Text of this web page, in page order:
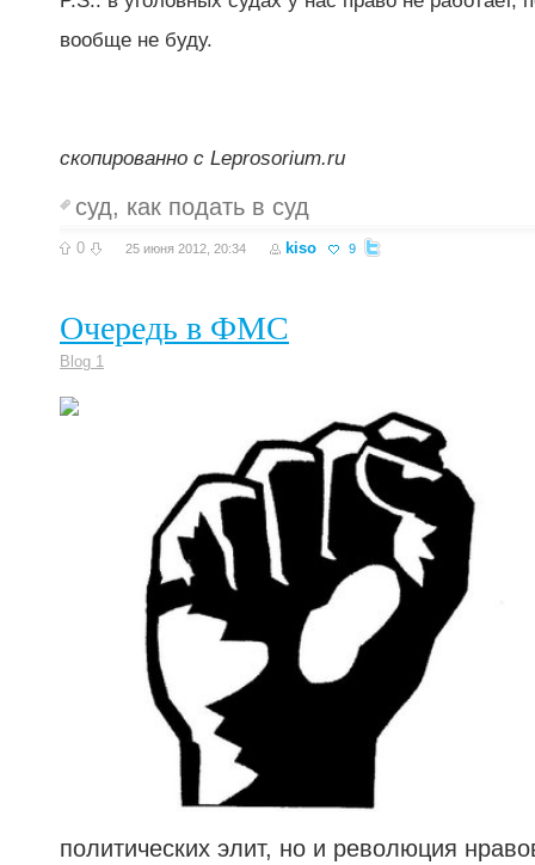
вообще не буду.
скопированно с Leprosorium.ru
суд, как подать в суд
0 25 июня 2012, 20:34 kiso 9
Очередь в ФМС
Blog 1
политических элит, но и революция